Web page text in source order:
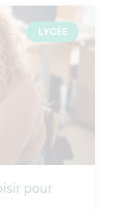
LYCÉE
pour